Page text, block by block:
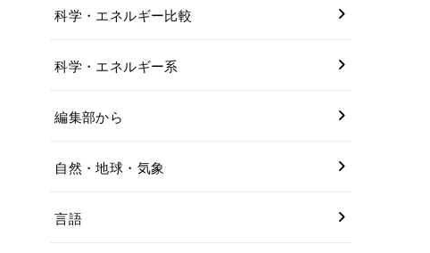
科学・エネルギー比較
科学・エネルギー系
編集部から
自然・地球・気象
言語